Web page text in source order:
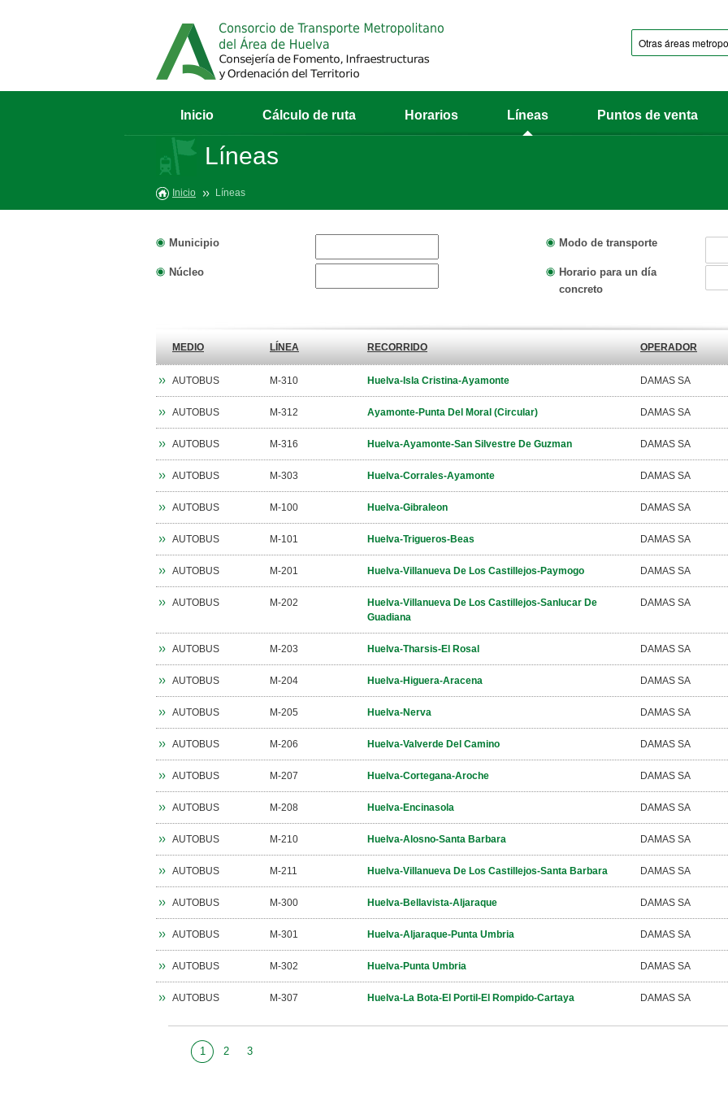
Inicio Cálculo de ruta Horarios Líneas Puntos de venta
Líneas
Inicio Líneas
Municipio Modo de transporte
Núcleo
Horario para un día
concreto
MEDIO LÍNEA RECORRIDO OPERADOR
AUTOBUS M-310 Huelva-Isla Cristina-Ayamonte DAMAS SA
AUTOBUS M-312 Ayamonte-Punta Del Moral (Circular) DAMAS SA
AUTOBUS M-316 Huelva-Ayamonte-San Silvestre De Guzman DAMAS SA
AUTOBUS M-303 Huelva-Corrales-Ayamonte DAMAS SA
AUTOBUS M-100 Huelva-Gibraleon DAMAS SA
AUTOBUS M-101 Huelva-Trigueros-Beas DAMAS SA
AUTOBUS M-201 Huelva-Villanueva De Los Castillejos-Paymogo DAMAS SA
AUTOBUS M-202
Huelva-Villanueva De Los Castillejos-Sanlucar De
Guadiana
DAMAS SA
AUTOBUS M-203 Huelva-Tharsis-El Rosal DAMAS SA
AUTOBUS M-204 Huelva-Higuera-Aracena DAMAS SA
AUTOBUS M-205 Huelva-Nerva DAMAS SA
AUTOBUS M-206 Huelva-Valverde Del Camino DAMAS SA
AUTOBUS M-207 Huelva-Cortegana-Aroche DAMAS SA
AUTOBUS M-208 Huelva-Encinasola DAMAS SA
AUTOBUS M-210 Huelva-Alosno-Santa Barbara DAMAS SA
AUTOBUS M-211 Huelva-Villanueva De Los Castillejos-Santa Barbara DAMAS SA
AUTOBUS M-300 Huelva-Bellavista-Aljaraque DAMAS SA
AUTOBUS M-301 Huelva-Aljaraque-Punta Umbria DAMAS SA
AUTOBUS M-302 Huelva-Punta Umbria DAMAS SA
AUTOBUS M-307 Huelva-La Bota-El Portil-El Rompido-Cartaya DAMAS SA
1 2 3